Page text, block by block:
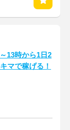
13時から1日2
マで稼げる！